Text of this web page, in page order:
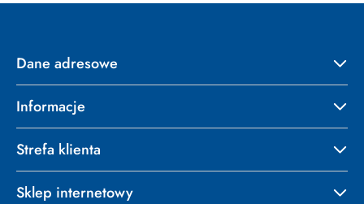
Dane adresowe
Informacje
Strefa klienta
Sklep internetowy